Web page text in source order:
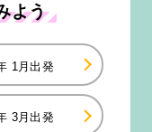
よう
1月出発
3月出発